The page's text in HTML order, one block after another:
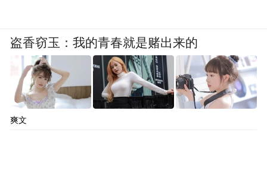
盗香窃玉：我的青春就是赌出来的
爽文